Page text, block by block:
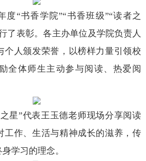
“书香学院”“书香班级”“读者之
了表彰。各主办单位及学院负责人
个人颁发荣誉，以榜样力量引领校
全体师生主动参与阅读、热爱阅
”代表王玉德老师现场分享阅读
工作、生活与精神成长的滋养，传
学习的理念。